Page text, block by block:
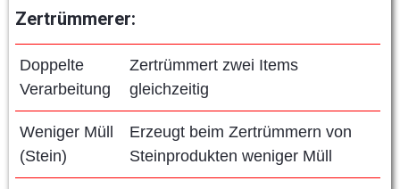
Zertrümmerer:
Doppelte
Verarbeitung
Zertrümmert zwei Items
gleichzeitig
Weniger Müll
(Stein)
Erzeugt beim Zertrümmern von
Steinprodukten weniger Müll